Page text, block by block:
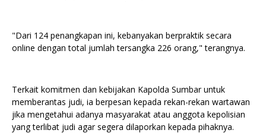
"Dari 124 penangkapan ini, kebanyakan berpraktik secara
online dengan total jumlah tersangka 226 orang," terangnya.
Terkait komitmen dan kebijakan Kapolda Sumbar untuk
memberantas judi, ia berpesan kepada rekan-rekan wartawan
jika mengetahui adanya masyarakat atau anggota kepolisian
yang terlibat judi agar segera dilaporkan kepada pihaknya.